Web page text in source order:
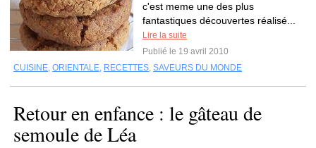
c'est meme une des plus
fantastiques découvertes réalisé...
Lire la suite
Publié le 19 avril 2010
CUISINE, ORIENTALE, RECETTES, SAVEURS DU MONDE
Retour en enfance : le gâteau de
semoule de Léa